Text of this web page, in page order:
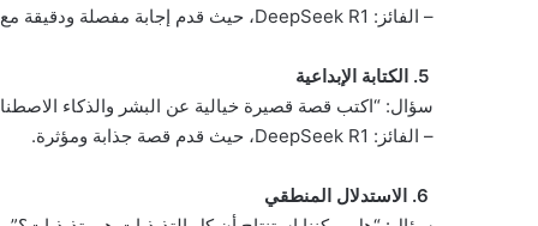
– الفائز: DeepSeek R1، حيث قدم إجابة مفصلة ودقيقة مع تواريخ وأسباب دقيقة.
سؤال: “اكتب قصة قصيرة خيالية عن البشر والذكاء
– الفائز: DeepSeek R1، حيث قدم قصة جذابة ومؤثرة.